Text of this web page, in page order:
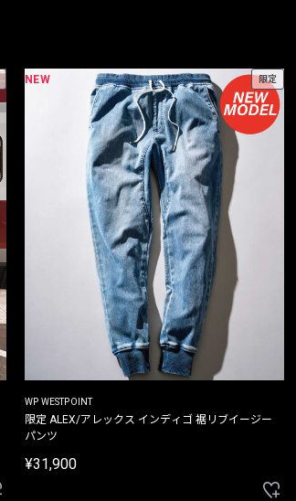
NEW 限定
WP WESTPOINT
限定 ALEX/アレックス インディゴ 裾リブイージー
パンツ
¥31,900